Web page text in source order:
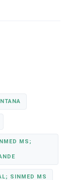
MS;
SINMED MS